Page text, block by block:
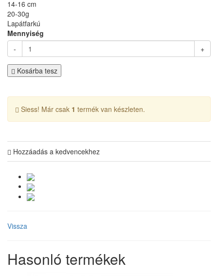
14-16 cm
20-30g
Lapátfarkú
Mennyiség
-
+
Kosárba tesz
Siess! Már csak 1 termék van készleten.
Hozzáadás a kedvencekhez
Vissza
Hasonló termékek